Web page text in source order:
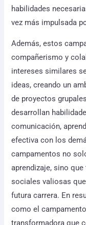
habilidades
vez más impulsada
Además, estos
compañerismo y
intereses similares
ideas, creando un
de proyectos
desarrollan
comunicación,
efectiva con los
campamentos no
aprendizaje, sino
sociales valiosas
futura carrera. En
como el